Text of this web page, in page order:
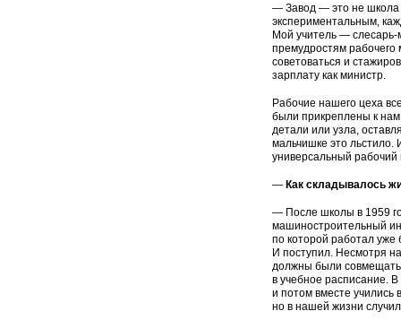
— Завод — это не школа
экспериментальным,
Мой учитель —слесарь-
премудростям рабочего
советоваться и
зарплату как министр.
Рабочие нашего цеха
были прикреплены к
дета­ли или узла,
мальчишке это льстило.
универсальный рабо­чий
—Как складывалось
— После школы в 1959
машиностроительный
по ко­торой работал уже
И поступил. Несмотря
долж­ны были совмещать
в учебное расписание.
и потом вместе учились
но в нашей жизни